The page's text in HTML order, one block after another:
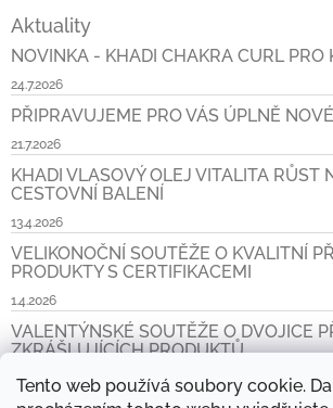
Tento web používá soubory cookie.
Aktuality
NOVINKA - KHADI CHAKRA CURL PRO
24.7.2026
PŘIPRAVUJEME PRO VÁS ÚPLNĚ
21.7.2026
KHADI VLASOVÝ OLEJ VITALITA RŮST
CESTOVNÍ BALENÍ
13.4.2026
VELIKONOČNÍ SOUTĚŽE O KVALITNÍ
PRODUKTY S CERTIFIKACEMI
1.4.2026
VALENTÝNSKÉ SOUTĚŽE O DVOJICE
ZKRÁŠLUJÍCÍCH PRODUKTŮ
6.2.2026